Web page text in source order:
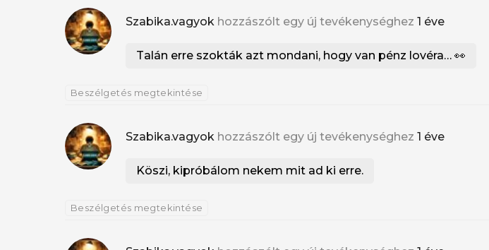
Szabika.vagyok hozzászólt egy új tevékenységhez 1 éve
Talán erre szokták azt mondani, hogy van pénz lovéra… 👀
Beszélgetés megtekintése
Szabika.vagyok hozzászólt egy új tevékenységhez 1 éve
Köszi, kipróbálom nekem mit ad ki erre.
Beszélgetés megtekintése